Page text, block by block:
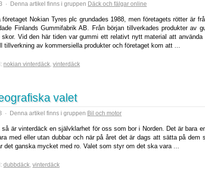
· Denna artikel finns i gruppen Däck och fälgar online
företaget Nokian Tyres plc grundades 1988, men företagets rötter är
Finlands Gummifabrik AB. Från början tillverkades produkter av
skor. Vid den här tiden var gummi ett relativt nytt material att använda
tillverkning av kommersiella produkter och företaget kom att ...
nokian vinterdäck, vinterdäck
valet
· Denna artikel finns i gruppen Bil och motor
så är vinterdäck en självklarhet för oss som bor i Norden. Det är bara
med eller utan dubbar och när på året det är dags att sätta på dem
det ganska mycket med ro. Valet som styr om det ska vara ...
dubbdäck, vinterdäck